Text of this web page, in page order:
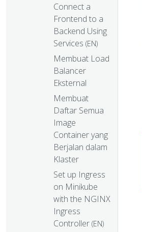
Connect a
Frontend to a
Backend Using
Services (EN)
Membuat Load
Balancer
Eksternal
Membuat
Daftar Semua
Image
Container yang
Berjalan dalam
Klaster
Set up Ingress
on Minikube
with the NGINX
Ingress
Controller (EN)